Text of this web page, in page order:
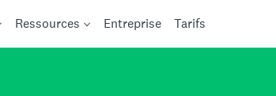
Ressources Entreprise Tarifs